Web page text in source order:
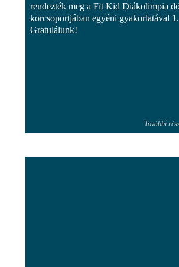
rendezték meg a Fit Kid Diákolimpia
korcsoportjában egyéni gyakorlatával
Gratulálunk!
További